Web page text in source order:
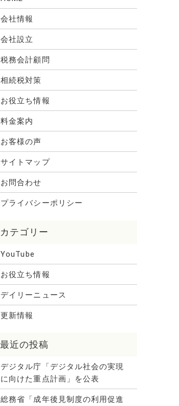
会社情報
会社設立
税務会計顧問
相続税対策
お役立ち情報
料金案内
お客様の声
サイトマップ
お問合わせ
プライバシーポリシー
YouTube
お役立ち情報
デイリーニュース
更新情報
デジタル庁「デジタル社会の実現
に向けた重点計画」を公表
総務省「成年後見制度の利用促進